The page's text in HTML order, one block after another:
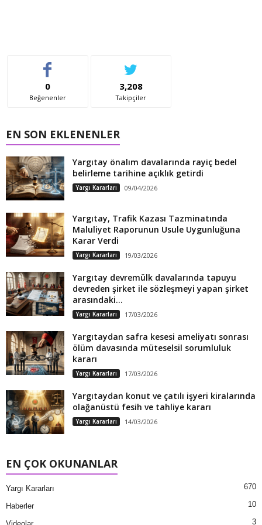
0
Beğenenler
3,208
Takipçiler
EN SON EKLENENLER
Yargıtay önalım davalarında rayiç bedel
belirleme tarihine açıklık getirdi
Yargı Kararları 09/04/2026
Yargıtay, Trafik Kazası Tazminatında
Maluliyet Raporunun Usule Uygunluğuna
Karar Verdi
Yargı Kararları 19/03/2026
Yargıtay devremülk davalarında tapuyu
devreden şirket ile sözleşmeyi yapan şirket
arasındaki...
Yargı Kararları 17/03/2026
Yargıtaydan safra kesesi ameliyatı sonrası
ölüm davasında müteselsil sorumluluk
kararı
Yargı Kararları 17/03/2026
Yargıtaydan konut ve çatılı işyeri kiralarında
olağanüstü fesih ve tahliye kararı
Yargı Kararları 14/03/2026
EN ÇOK OKUNANLAR
Yargı Kararları 670
Haberler 10
3